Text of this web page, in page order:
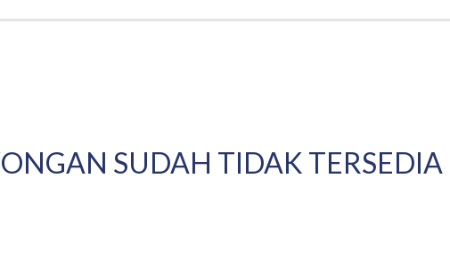
SUDAH TIDAK TERSEDIA